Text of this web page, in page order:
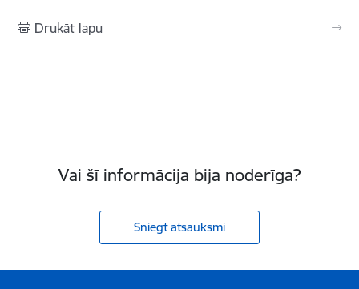
Drukāt lapu
Vai šī informācija bija noderīga?
Sniegt atsauksmi